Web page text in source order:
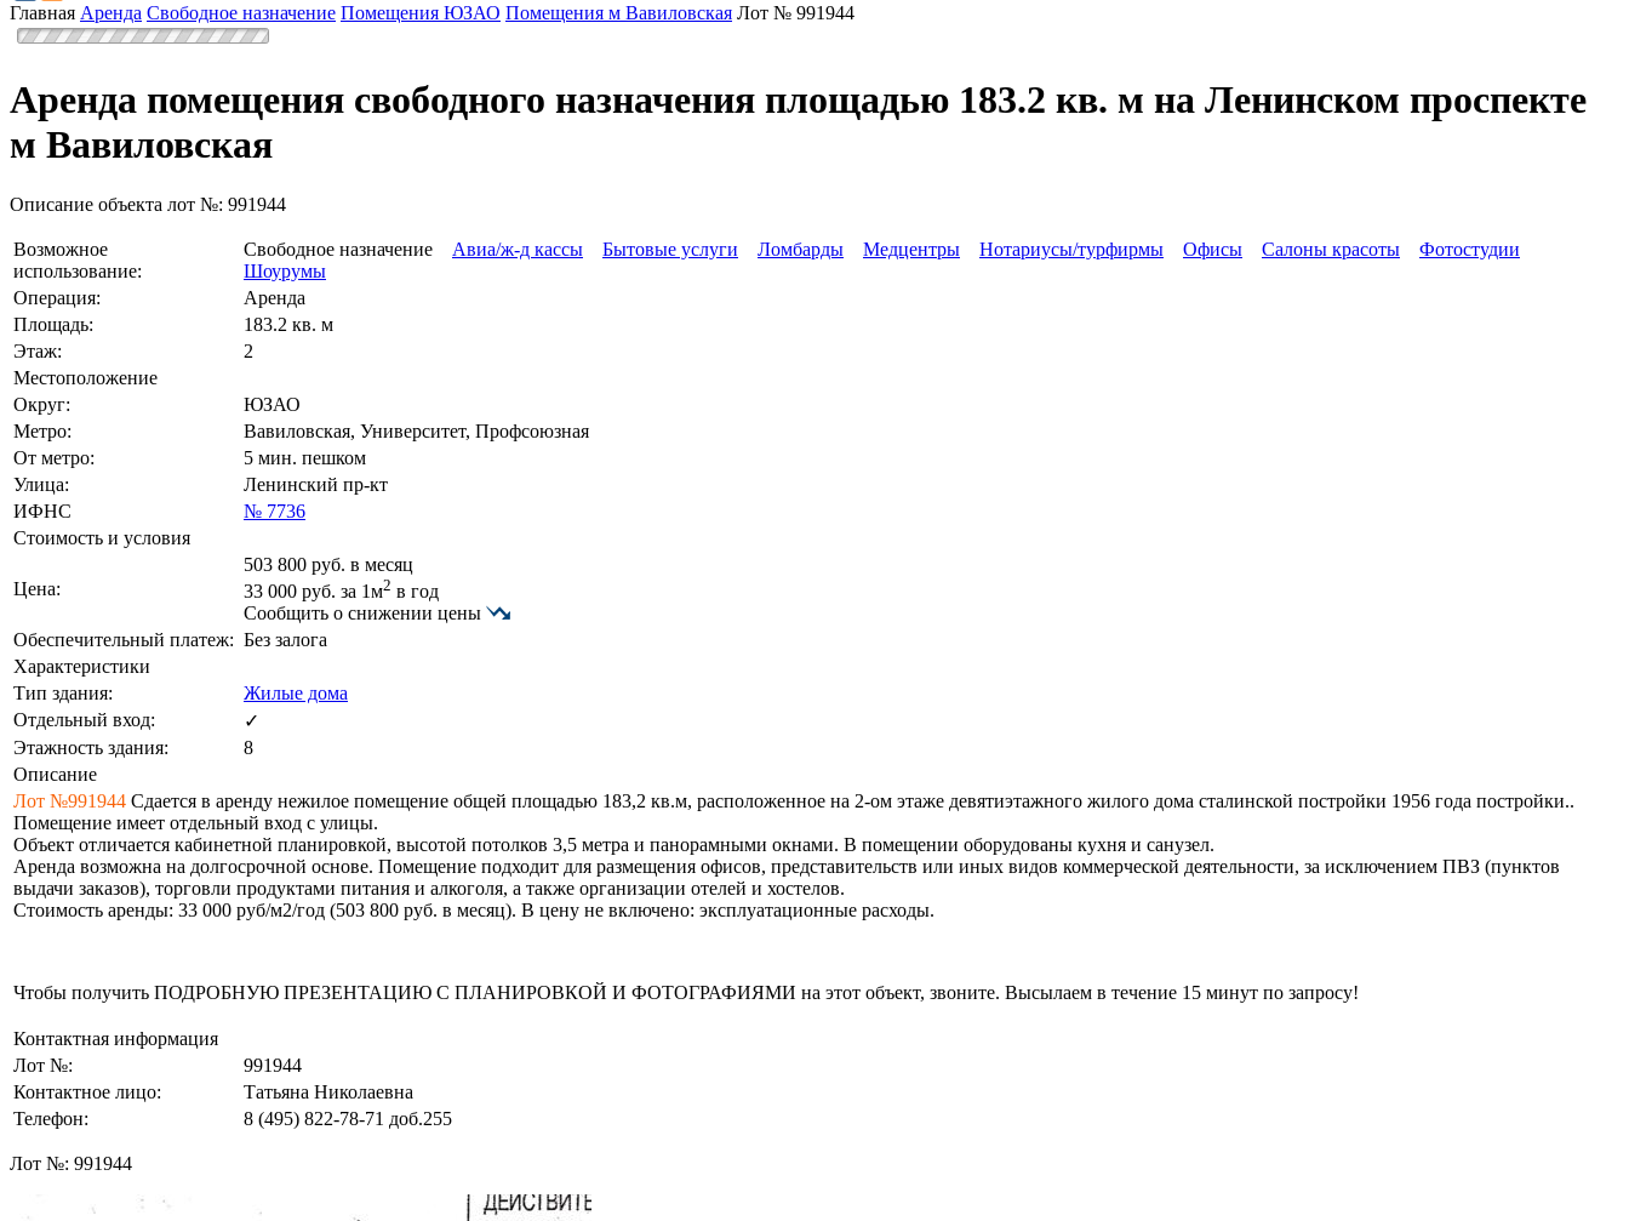
Главная Аренда Свободное назначение Помещения ЮЗАО Помещения м Вавиловская Лот № 991944
Аренда помещения свободного назначения площадью 183.2 кв. м на Ленинском проспекте
м Вавиловская
Описание объекта лот №: 991944
Возможное
использование:
Свободное назначение Авиа/ж-д кассы Бытовые услуги Ломбарды Медцентры Нотариусы/турфирмы Офисы Салоны красоты
Фотостудии
Шоурумы
Операция:
Аренда
Площадь:
183.2 кв. м
Этаж:
2
Местоположение
Округ:
ЮЗАО
Метро:
Вавиловская, Университет, Профсоюзная
От метро:
5 мин. пешком
Улица:
Ленинский пр-кт
ИФНС
№ 7736
Стоимость и условия
Цена:
503 800 руб. в месяц
33 000 руб. за 1м2 в год
Сообщить о снижении цены
Обеспечительный платеж: Без залога
Характеристики
Тип здания:
Жилые дома
Отдельный вход:
✓
Этажность здания:
8
Описание
Лот №991944 Сдается в аренду нежилое помещение общей площадью 183,2 кв.м, расположенное на 2-ом этаже девятиэтажного жилого дома сталинской постройки 1956 года постройки..
Помещение имеет отдельный вход с улицы.
Объект отличается кабинетной планировкой, высотой потолков 3,5 метра и панорамными окнами. В помещении оборудованы кухня и санузел.
Аренда возможна на долгосрочной основе. Помещение подходит для размещения офисов, представительств или иных видов коммерческой деятельности, за исключением ПВЗ (пунктов
выдачи заказов), торговли продуктами питания и алкоголя, а также организации отелей и хостелов.
Стоимость аренды: 33 000 руб/м2/год (503 800 руб. в месяц). В цену не включено: эксплуатационные расходы.
Чтобы получить ПОДРОБНУЮ ПРЕЗЕНТАЦИЮ С ПЛАНИРОВКОЙ И ФОТОГРАФИЯМИ на этот объект, звоните. Высылаем в течение 15 минут по запросу!
Контактная информация
Лот №:
991944
Контактное лицо:
Татьяна Николаевна
Телефон:
8 (495) 822-78-71 доб.255
Лот №: 991944